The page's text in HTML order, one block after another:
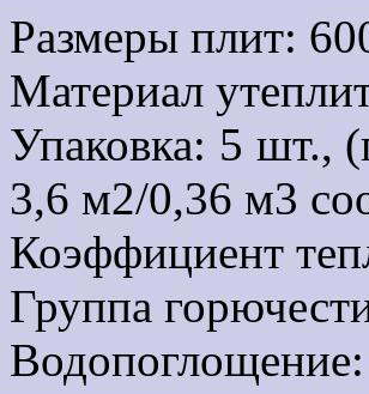
Размеры плит:
Материал
Упаковка: 5 шт.,
3,6 м2/0,36 м3
Коэффициент
Группа